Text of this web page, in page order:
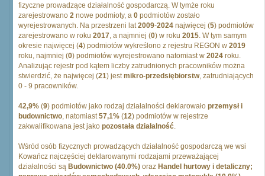
fizyczne prowadzące działalność gospodarczą. W tymże roku
zarejestrowano 2 nowe podmioty, a 0 podmiotów zostało
wyrejestrowanych. Na przestrzeni lat2009-2024 najwięcej (5) podmiotów
zarejestrowano w roku 2017, a najmniej (0) w roku 2015. W tym samym
okresie najwięcej (4) podmiotów wykreślono z rejestru REGON w 2019
roku, najmniej (0) podmiotów wyrejestrowano natomiast w 2024 roku.
Analizując rejestr pod kątem liczby zatrudnionych pracowników można
stwierdzić, że najwięcej (21) jestmikro-przedsiębiorstw, zatrudniających
0 - 9 pracowników.
42,9% (9) podmiotów jako rodzaj działalności deklarowało przemysł i
budownictwo, natomiast57,1% (12) podmiotów w rejestrze
zakwalifikowana jest jako pozostała działalność.
Wśród osób fizycznych prowadzących działalność gospodarczą we wsi
Kowańcz najczęściej deklarowanymi rodzajami przeważającej
działalności są Budownictwo (40.0%) oraz Handel hurtowy i detaliczny;